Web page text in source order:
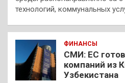
технологий, коммунальных
ФИНАНСЫ
СМИ: ЕС
компаний из
Узбекистана